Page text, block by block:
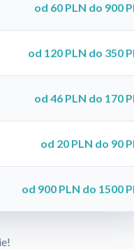
od 60 PLN do 900
od 120 PLN do 350
od 46 PLN do 170
od 20 PLN do 90
od 900 PLN do 1500